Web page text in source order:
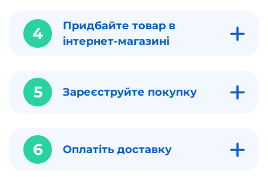
4
Придбайте товар в
інтернет-магазині
5 Зареєструйте покупку
6 Оплатіть доставку